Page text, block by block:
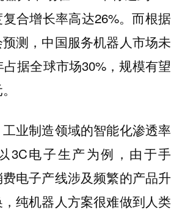
合增长率高达26%。而根据
测，中国服务机器人市场未
据全球市场30%，规模有望
业制造领域的智能化渗透率
3C电子生产为例，由于手
电子产线涉及频繁的产品升
纯机器人方案很难做到人类